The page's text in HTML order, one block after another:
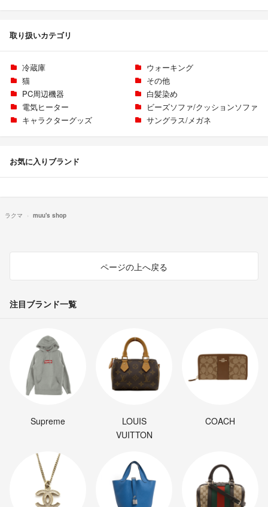
取り扱いカテゴリ
冷蔵庫
ウォーキング
猫
その他
PC周辺機器
白髪染め
電気ヒーター
ビーズソファ/クッションソファ
キャラクターグッズ
サングラス/メガネ
お気に入りブランド
ラクマ muu's shop
ページの上へ戻る
注目ブランド一覧
Supreme
LOUIS
VUITTON
COACH